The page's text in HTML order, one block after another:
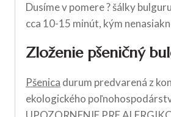
Dusíme v pomere ? šálky
cca 10-15 minút, kým
Zloženie pšeničný
Pšenica durum predvarená z
ekologického